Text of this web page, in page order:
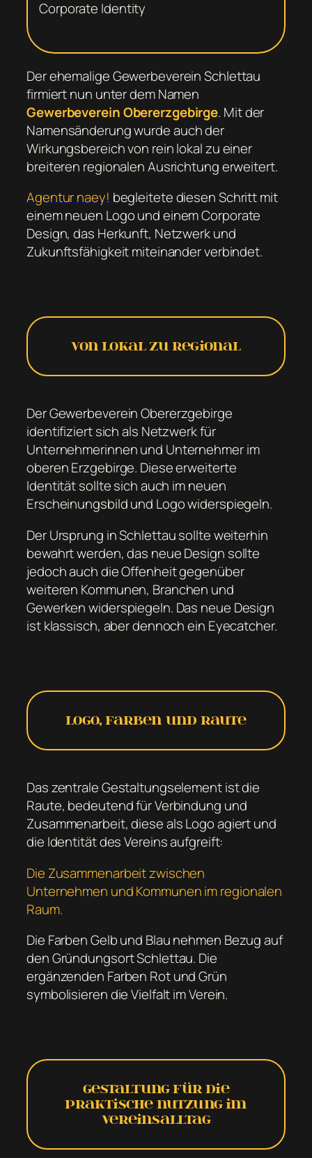
Corporate Identity
Der ehemalige Gewerbeverein Schlettau
firmiert nun unter dem Namen
Gewerbeverein Obererzgebirge. Mit der
Namensänderung wurde auch der
Wirkungsbereich von rein lokal zu einer
breiteren regionalen Ausrichtung erweitert.
Agentur naey! begleitete diesen Schritt mit
einem neuen Logo und einem Corporate
Design, das Herkunft, Netzwerk und
Zukunftsfähigkeit miteinander verbindet.
Von lokal zu regional
Der Gewerbeverein Obererzgebirge
identifiziert sich als Netzwerk für
Unternehmerinnen und Unternehmer im
oberen Erzgebirge. Diese erweiterte
Identität sollte sich auch im neuen
Erscheinungsbild und Logo widerspiegeln.
Der Ursprung in Schlettau sollte weiterhin
bewahrt werden, das neue Design sollte
jedoch auch die Offenheit gegenüber
weiteren Kommunen, Branchen und
Gewerken widerspiegeln. Das neue Design
ist klassisch, aber dennoch ein Eyecatcher.
Logo, Farben und Raute
Das zentrale Gestaltungselement ist die
Raute, bedeutend für Verbindung und
Zusammenarbeit, diese als Logo agiert und
die Identität des Vereins aufgreift:
Die Zusammenarbeit zwischen
Unternehmen und Kommunen im regionalen
Raum.
Die Farben Gelb und Blau nehmen Bezug auf
den Gründungsort Schlettau. Die
ergänzenden Farben Rot und Grün
symbolisieren die Vielfalt im Verein.
Gestaltung für die
praktische Nutzung im
Vereinsalltag